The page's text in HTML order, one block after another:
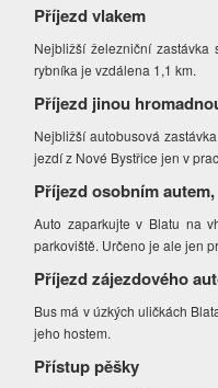
Příjezd vlakem
Nejbližší železniční zastávka
rybníka je vzdálena 1,1 km.
Příjezd jinou
Nejbližší autobusová
jezdí z Nové Bystřice jen v
Příjezd osobním
Auto zaparkujte v Blatu na
parkoviště. Určeno je ale jen
Příjezd zájezdového
Bus má v úzkých uličkách
jeho hostem.
Přístup pěšky